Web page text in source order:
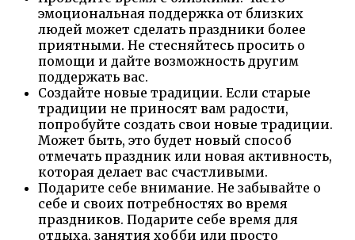
эмоциональная поддержка от близких
людей может сделать праздники более
приятными. Не стесняйтесь просить о
помощи и дайте возможность другим
поддержать вас.
Создайте новые традиции. Если старые
традиции не приносят вам радости,
попробуйте создать свои новые традиции.
Может быть, это будет новый способ
отмечать праздник или новая активность,
которая делает вас счастливыми.
Подарите себе внимание. Не забывайте о
себе и своих потребностях во время
праздников. Подарите себе время для
отдыха, занятия хобби или просто